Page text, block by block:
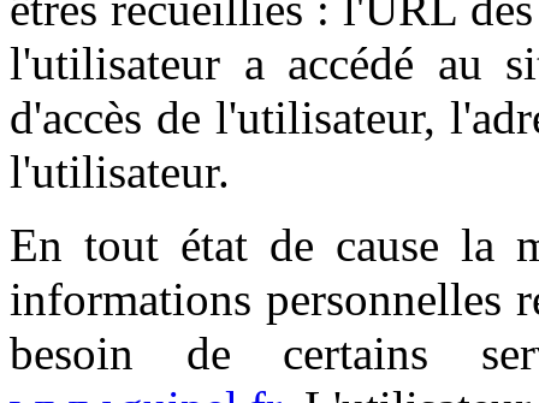
l'utilisateur a accédé au
d'accès de l'utilisateur,
l'utilisateur.
En tout état de cause la
informations personnelles
besoin de certains